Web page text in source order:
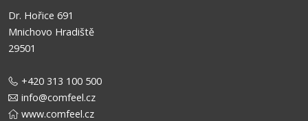
Dr. Hořice 691
Mnichovo Hradiště
29501
+420 313 100 500
info@comfeel.cz
www.comfeel.cz